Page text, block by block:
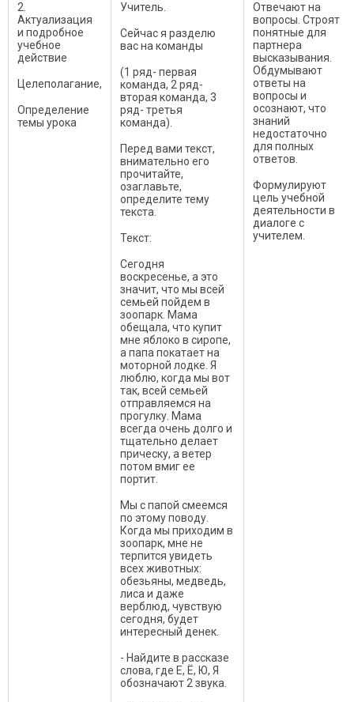
2.
Актуализация
и подробное
учебное
действие
Целеполагание,
Определение
темы урока
Учитель.
Сейчас я разделю
вас на команды
(1 ряд- первая
команда, 2 ряд-
вторая команда, 3
ряд- третья
команда).
Перед вами текст,
внимательно его
прочитайте,
озаглавьте,
определите тему
текста.
Текст:
Сегодня
воскресенье, а это
значит, что мы всей
семьей пойдем в
зоопарк. Мама
обещала, что купит
мне яблоко в сиропе,
а папа покатает на
моторной лодке. Я
люблю, когда мы вот
так, всей семьей
отправляемся на
прогулку. Мама
всегда очень долго и
тщательно делает
прическу, а ветер
потом вмиг ее
портит.
Мы с папой смеемся
по этому поводу.
Когда мы приходим в
зоопарк, мне не
терпится увидеть
всех животных:
обезьяны, медведь,
лиса и даже
верблюд, чувствую
сегодня, будет
интересный денек.
- Найдите в рассказе
слова, где Е, Ё, Ю, Я
обозначают 2 звука.
Отвечают на
вопросы. Строят
понятные для
партнера
высказывания.
Обдумывают
ответы на
вопросы и
осознают, что
знаний
недостаточно
для полных
ответов.
Формулируют
цель учебной
деятельности в
диалоге с
учителем.